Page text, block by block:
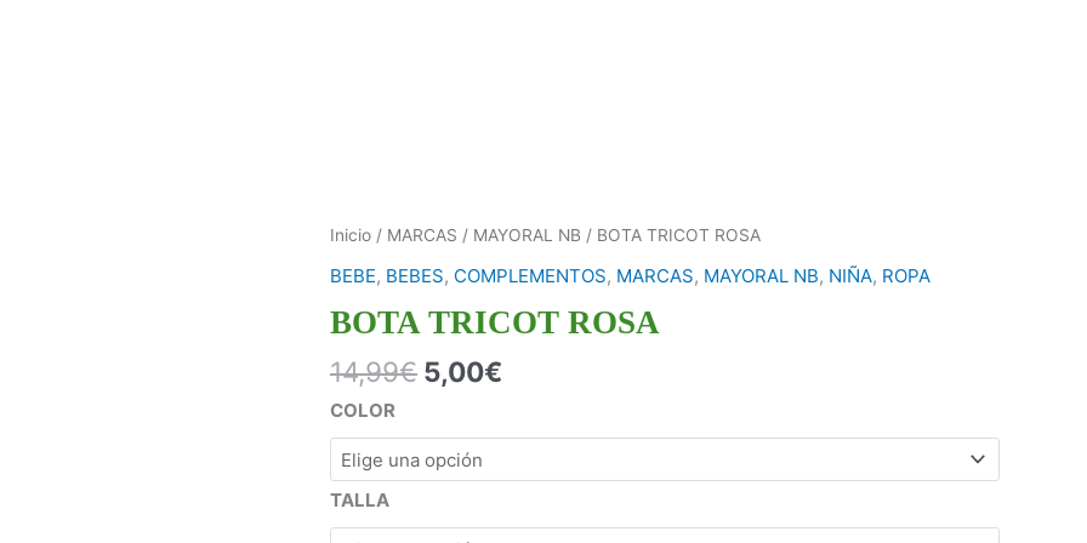
Inicio / MARCAS / MAYORAL NB / BOTA TRICOT ROSA
BEBE, BEBES, COMPLEMENTOS, MARCAS, MAYORAL NB, NIÑA, ROPA
BOTA TRICOT ROSA
14,99€ 5,00€
COLOR
TALLA